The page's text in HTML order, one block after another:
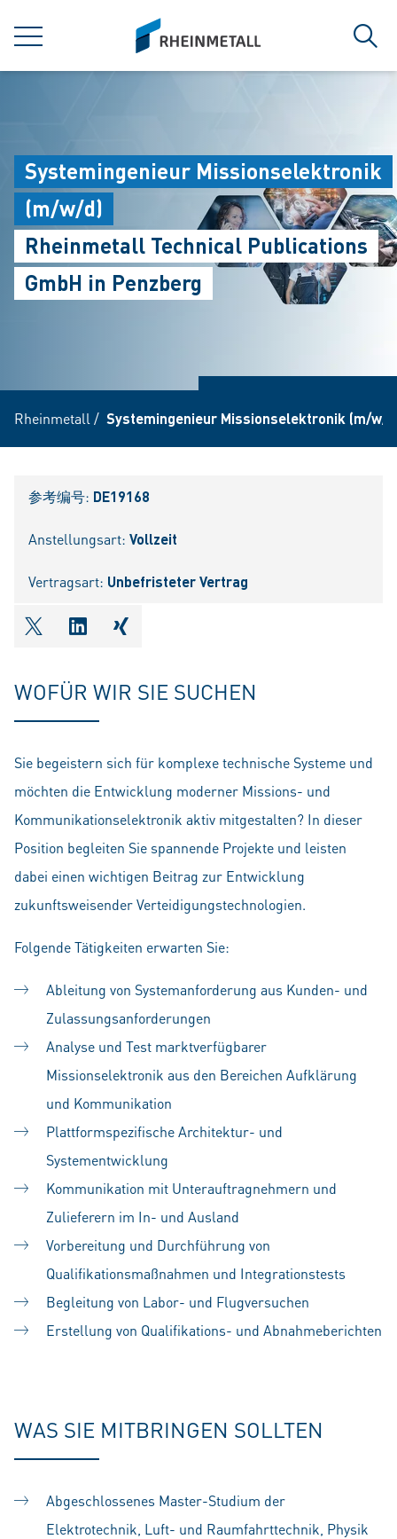
菜单
siteLogo
搜索
Systemingenieur Missionselektronik
(m/w/d)
Rheinmetall Technical Publications
GmbH in Penzberg
Rheinmetall / Systemingenieur Missionselektronik (m/w/
参考编号: DE19168
Anstellungsart: Vollzeit
Vertragsart: Unbefristeter Vertrag
shareOntwitter
shareOnlinkedIn
shareOnxing
WOFÜR WIR SIE SUCHEN
Sie begeistern sich für komplexe technische Systeme und
möchten die Entwicklung moderner Missions- und
Kommunikationselektronik aktiv mitgestalten? In dieser
Position begleiten Sie spannende Projekte und leisten
dabei einen wichtigen Beitrag zur Entwicklung
zukunftsweisender Verteidigungstechnologien.
Folgende Tätigkeiten erwarten Sie:
Ableitung von Systemanforderung aus Kunden- und
Zulassungsanforderungen
Analyse und Test marktverfügbarer
Missionselektronik aus den Bereichen Aufklärung
und Kommunikation
Plattformspezifische Architektur- und
Systementwicklung
Kommunikation mit Unterauftragnehmern und
Zulieferern im In- und Ausland
Vorbereitung und Durchführung von
Qualifikationsmaßnahmen und Integrationstests
Begleitung von Labor- und Flugversuchen
Erstellung von Qualifikations- und Abnahmeberichten
WAS SIE MITBRINGEN SOLLTEN
Abgeschlossenes Master-Studium der
Elektrotechnik, Luft- und Raumfahrttechnik, Physik